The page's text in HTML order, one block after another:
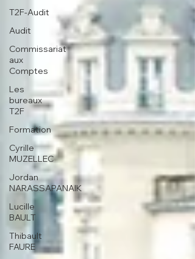
T2F-Audit
Audit
Commissariat
aux
Comptes
Les
bureaux
T2F
Formation
Cyrille
MUZELLEC
Jordan
NARASSAPANAIK
Lucille
BAULT
Thibault
FAURE